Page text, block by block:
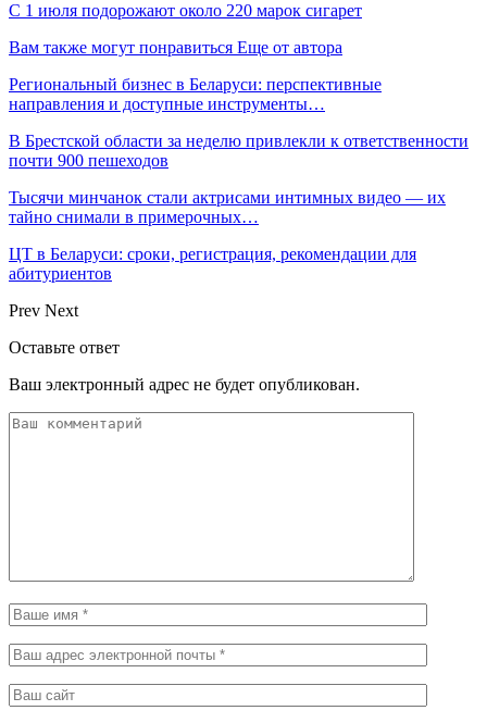
С 1 июля подорожают около 220 марок сигарет
Вам также могут понравиться Еще от автора
Региональный бизнес в Беларуси: перспективные
направления и доступные инструменты…
В Брестской области за неделю привлекли к ответственности
почти 900 пешеходов
Тысячи минчанок стали актрисами интимных видео — их
тайно снимали в примерочных…
ЦТ в Беларуси: сроки, регистрация, рекомендации для
абитуриентов
Prev Next
Оставьте ответ
Ваш электронный адрес не будет опубликован.